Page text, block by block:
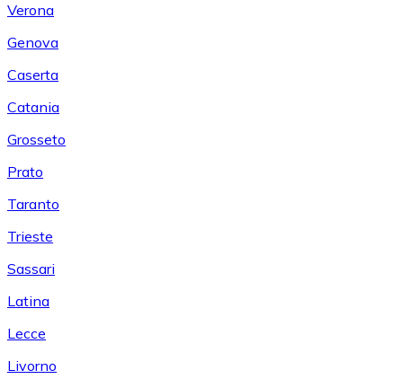
Verona
Genova
Caserta
Catania
Grosseto
Prato
Taranto
Trieste
Sassari
Latina
Lecce
Livorno